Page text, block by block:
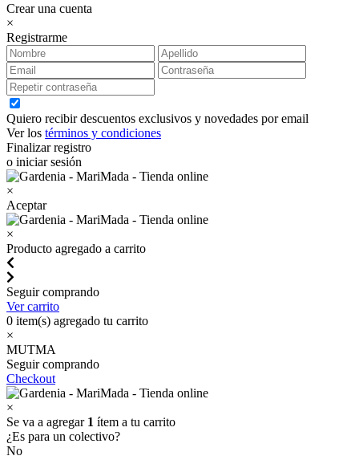
Crear una cuenta
×
Registrarme
Quiero recibir descuentos exclusivos y novedades por email
Ver los términos y condiciones
Finalizar registro
o iniciar sesión
×
Aceptar
×
Producto agregado a carrito
Seguir comprando
Ver carrito
0 item(s) agregado tu carrito
×
MUTMA
Seguir comprando
Checkout
×
Se va a agregar 1 ítem a tu carrito
¿Es para un colectivo?
No